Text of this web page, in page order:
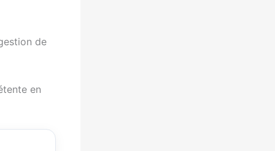
de
en